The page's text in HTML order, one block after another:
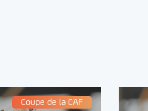
Coupe de la CAF